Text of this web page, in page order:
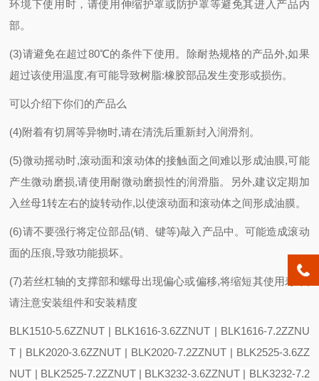
环境下使用时，请使用伸缩护罩或防护罩等避免其进入产品内
部。
(3)请避免在超过80℃的条件下使用。除耐热规格的产品外,如果
超过该使用温度,有可能导致树脂:橡胶部品发生变形或损伤。
可以介绍下你们的产品么
(4)附着有切屑等异物时,请在清洗后重新封入润滑剂。
(5)微动摇动时,滚动面和滚动体的接触面之间难以形成油膜,可能
产生微动磨损,请使用耐微动磨损性的润滑脂。另外,建议定期加
入丝母1转左右的旋转动作,以使滚动面和滚动体之间形成油膜。
(6)请不要强行将定位部品(销、键等)敲入产品中。可能造成滚动
面的压痕,导致功能损坏。
(7)若丝杠轴的支撑部和螺母出现偏心或偏移,将缩短其使用寿命,
请注意安装组件和安装精度
BLK1510-5.6ZZNUT | BLK1616-3.6ZZNUT | BLK1616-7.2ZZNU
T | BLK2020-3.6ZZNUT | BLK2020-7.2ZZNUT | BLK2525-3.6ZZ
NUT | BLK2525-7.2ZZNUT | BLK3232-3.6ZZNUT | BLK3232-7.2